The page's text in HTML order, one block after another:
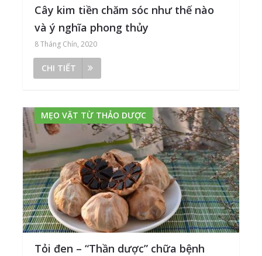
Cây kim tiền chăm sóc như thế nào
và ý nghĩa phong thủy
8 Tháng Chín, 2020
CHI TIẾT
MẸO VẶT TỪ THẢO DƯỢC
Tỏi đen – “Thần dược” chữa bệnh